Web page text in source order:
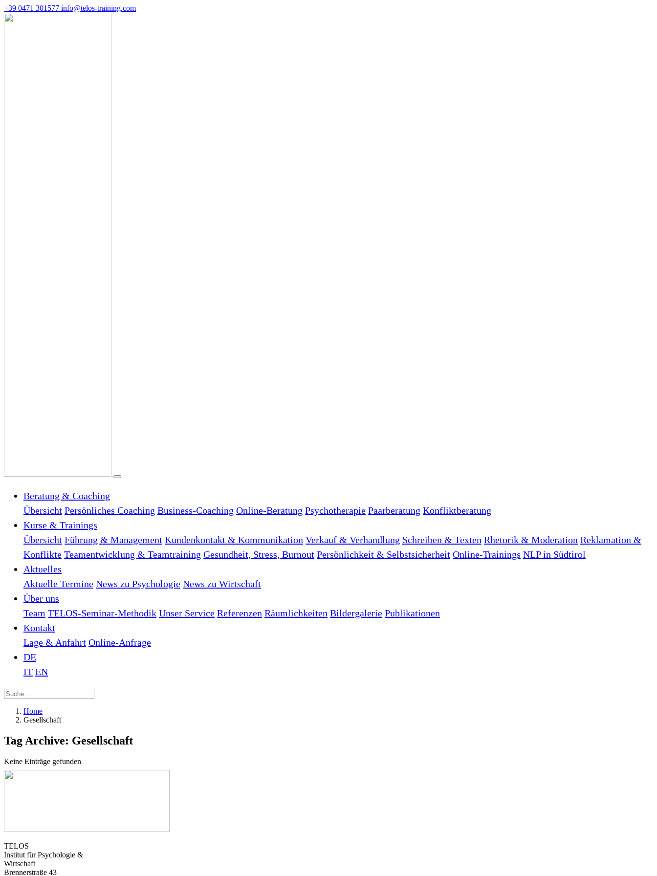
+39 0471 301577 info@telos-training.com
Beratung & Coaching
Übersicht Persönliches Coaching Business-Coaching Online-Beratung Psychotherapie Paarberatung Konfliktberatung
Kurse & Trainings
Übersicht Führung & Management Kundenkontakt & Kommunikation Verkauf & Verhandlung Schreiben & Texten Rhetorik & Moderation Reklamation &
Konflikte Teamentwicklung & Teamtraining Gesundheit, Stress, Burnout Persönlichkeit & Selbstsicherheit Online-Trainings NLP in Südtirol
Aktuelles
Aktuelle Termine News zu Psychologie News zu Wirtschaft
Über uns
Team TELOS-Seminar-Methodik Unser Service Referenzen Räumlichkeiten Bildergalerie Publikationen
Kontakt
Lage & Anfahrt Online-Anfrage
DE
IT EN
Home
Gesellschaft
Tag Archive: Gesellschaft
Keine Einträge gefunden
TELOS
Institut für Psychologie &
Wirtschaft
Brennerstraße 43